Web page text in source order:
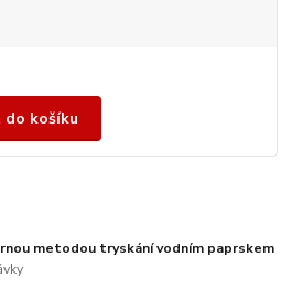
do košíku
metodou tryskání vodním paprskem